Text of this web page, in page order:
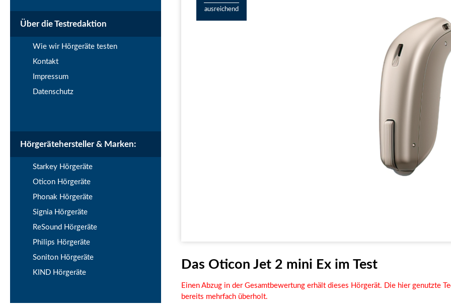
ausreichend
Das Oticon Jet 2 mini Ex im Test
Einen Abzug in der Gesamtbewertung erhält dieses Hörgerät. Die hier genutzte
bereits mehrfach überholt.
Über die Testredaktion
Wie wir Hörgeräte testen
Kontakt
Impressum
Datenschutz
Hörgerätehersteller & Marken:
Starkey Hörgeräte
Oticon Hörgeräte
Phonak Hörgeräte
Signia Hörgeräte
ReSound Hörgeräte
Philips Hörgeräte
Soniton Hörgeräte
KIND Hörgeräte